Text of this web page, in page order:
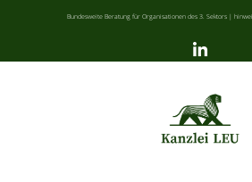
Bundesweite Beratung für Organisationen des 3. Sektors |